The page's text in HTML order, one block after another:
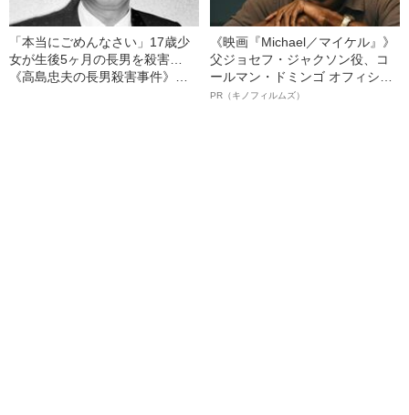
「本当にごめんなさい」17歳少
女が生後5ヶ月の長男を殺害…
《高島忠夫の長男殺害事件》夫
《映画『Michael／マイケル』》
父ジョセフ・ジャクソン役、コ
ールマン・ドミンゴ オフィシャ
ルインタビュー“観客を魅了した
PR（キノフィルムズ）